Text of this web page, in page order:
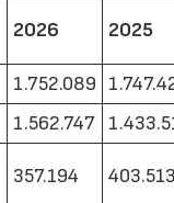
2026 2025
1.752.089
1.562.747
357.194